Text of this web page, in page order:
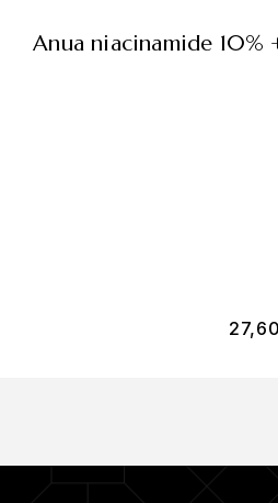
anua niacinamide
27,60